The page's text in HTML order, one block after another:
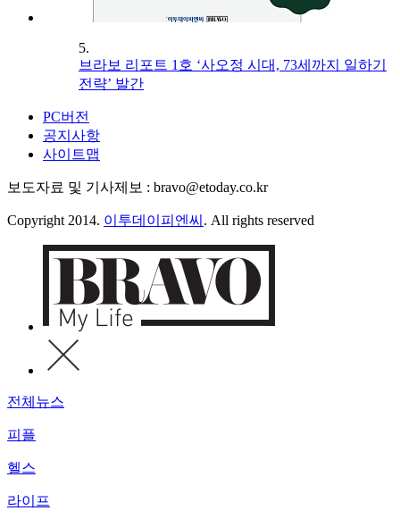
5.
브라보 리포트 1호 ‘사오정 시대, 73세까지 일하기
전략’ 발간
PC버전
공지사항
사이트맵
보도자료 및 기사제보 : bravo@etoday.co.kr
Copyright 2014. 이투데이피엔씨 . All rights reserved
전체뉴스
피플
헬스
라이프